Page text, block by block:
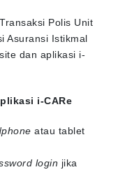
Polis Unit
Asuransi Istikmal
dan aplikasi i-
i-CARe
atau tablet
login jika